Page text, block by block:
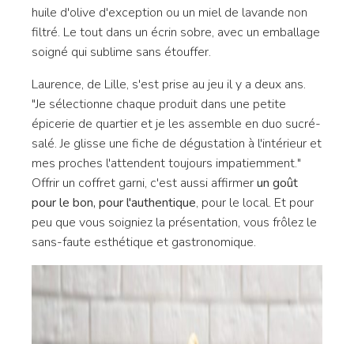
huile d'olive d'exception ou un miel de lavande non
filtré. Le tout dans un écrin sobre, avec un emballage
soigné qui sublime sans étouffer.
Laurence, de Lille, s'est prise au jeu il y a deux ans.
"Je sélectionne chaque produit dans une petite
épicerie de quartier et je les assemble en duo sucré-
salé. Je glisse une fiche de dégustation à l'intérieur et
mes proches l'attendent toujours impatiemment."
Offrir un coffret garni, c'est aussi affirmerun goût
pour le bon, pour l'authentique, pour le local. Et pour
peu que vous soigniez la présentation, vous frôlez le
sans-faute esthétique et gastronomique.